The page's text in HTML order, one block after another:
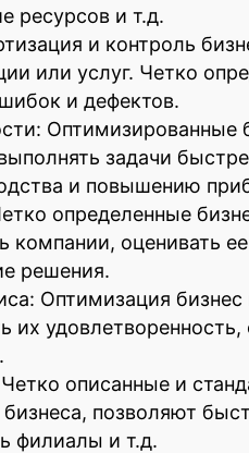
ресурсов и т.д.
и контроль
или услуг. Четко
и дефектов.
Оптимизированные
задачи
и повышению
определенные
компании, оценивать
решения.
Оптимизация
их
описанные и
позволяют
филиалы и т.д.